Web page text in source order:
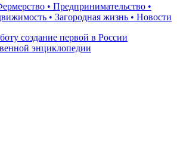
• Предпринимательство •
• Загородная жизнь • Новости
создание первой в России
энциклопедии